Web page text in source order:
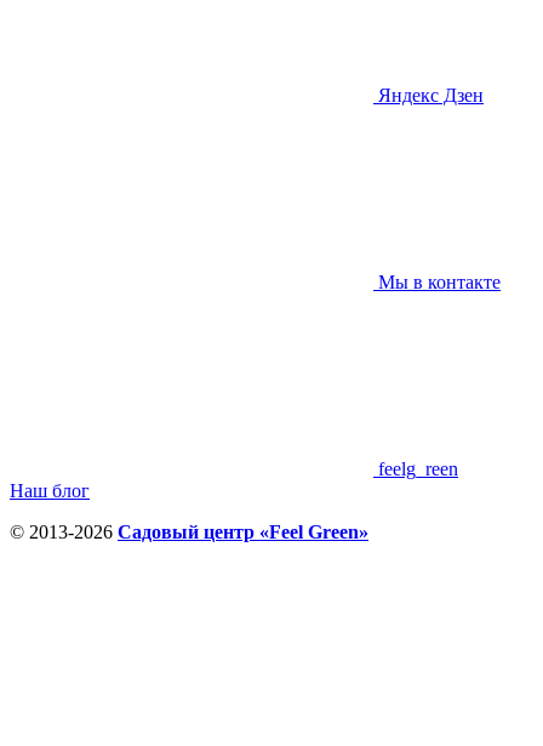
Яндекс Дзен
Мы в контакте
feelg_reen
Наш блог
© 2013-2026 Садовый центр «Feel Green»